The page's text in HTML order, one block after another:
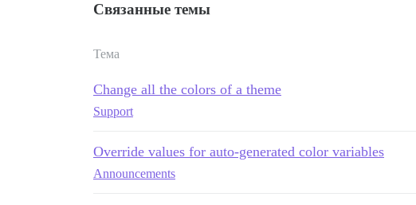
Связанные темы
Тема
Change all the colors of a theme
Support
Override values for auto-generated color variables
Announcements